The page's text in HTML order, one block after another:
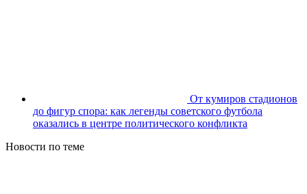
От кумиров стадионов
до фигур спора: как легенды советского футбола
оказались в центре политического конфликта
Новости по теме